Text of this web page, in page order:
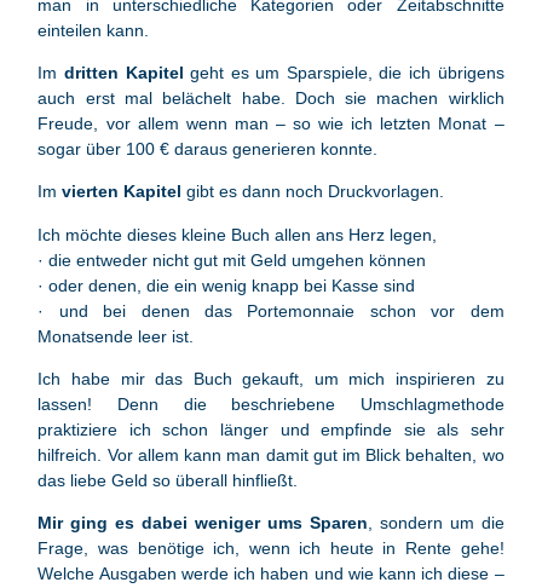
man in unterschiedliche Kategorien oder Zeitabschnitte
einteilen kann.
Im dritten Kapitel geht es um Sparspiele, die ich übrigens
auch erst mal belächelt habe. Doch sie machen wirklich
Freude, vor allem wenn man – so wie ich letzten Monat –
sogar über 100 € daraus generieren konnte.
Imvierten Kapitel gibt es dann noch Druckvorlagen.
Ich möchte dieses kleine Buch allen ans Herz legen,
· die entweder nicht gut mit Geld umgehen können
· oder denen, die ein wenig knapp bei Kasse sind
· und bei denen das Portemonnaie schon vor dem
Monatsende leer ist.
Ich habe mir das Buch gekauft, um mich inspirieren zu
lassen! Denn die beschriebene Umschlagmethode
praktiziere ich schon länger und empfinde sie als sehr
hilfreich. Vor allem kann man damit gut im Blick behalten, wo
das liebe Geld so überall hinfließt.
Mir ging es dabei weniger ums Sparen, sondern um die
Frage, was benötige ich, wenn ich heute in Rente gehe!
Welche Ausgaben werde ich haben und wie kann ich diese –